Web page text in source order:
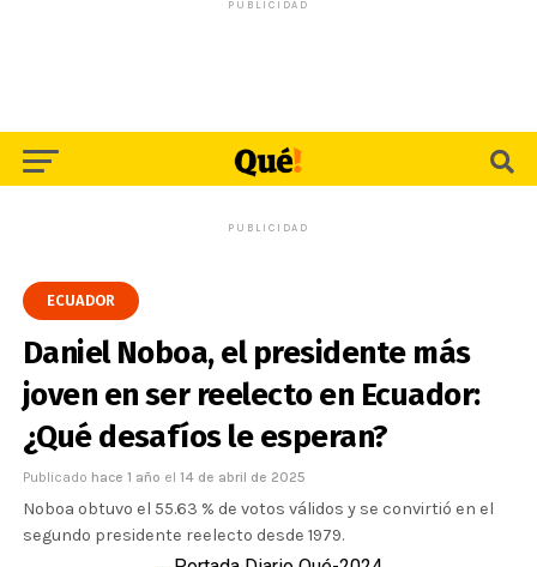
PUBLICIDAD
PUBLICIDAD
ECUADOR
Daniel Noboa, el presidente más
joven en ser reelecto en Ecuador:
¿Qué desafíos le esperan?
Publicado hace 1 año el 14 de abril de 2025
Noboa obtuvo el 55.63 % de votos válidos y se convirtió en el
segundo presidente reelecto desde 1979.